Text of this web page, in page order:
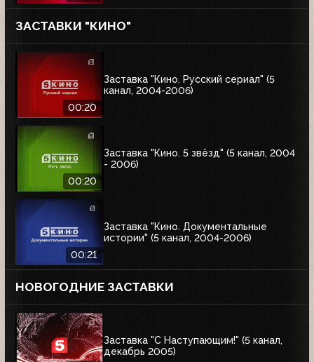
ЗАСТАВКИ "КИНО"
00:20
Заставка "Кино. Русский сериал" (5
канал, 2004-2006)
00:20
Заставка "Кино. 5 звёзд" (5 канал, 2004
- 2006)
00:21
Заставка "Кино. Документальные
истории" (5 канал, 2004-2006)
НОВОГОДНИЕ ЗАСТАВКИ
Заставка "С Наступающим!" (5 канал,
декабрь 2005)